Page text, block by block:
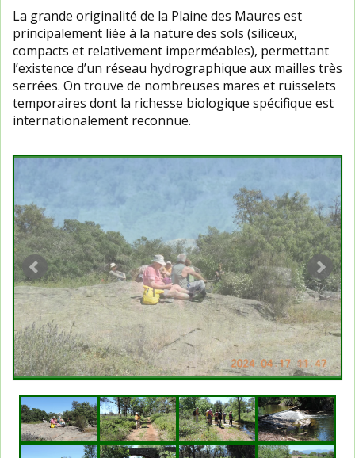
La grande originalité de la Plaine des Maures est
principalement liée à la nature des sols (siliceux,
compacts et relativement imperméables), permettant
l’existence d’un réseau hydrographique aux mailles très
serrées. On trouve de nombreuses mares et ruisselets
temporaires dont la richesse biologique spécifique est
internationalement reconnue.